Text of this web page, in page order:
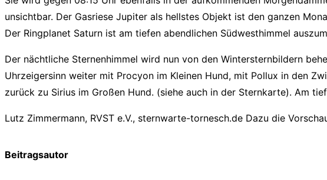
unsichtbar. Der Gasriese Jupiter als hellstes Objekt ist den ganzen
Der Ringplanet Saturn ist am tiefen abendlichen Südwesthimmel
Der nächtliche Sternenhimmel wird nun von den Wintersternbildern
Uhrzeigersinn weiter mit Procyon im Kleinen Hund, mit Pollux in den
zurück zu Sirius im Großen Hund. (siehe auch in der Sternkarte). Am
Lutz Zimmermann, RVST e.V., sternwarte-tornesch.de Dazu die
Beitragsautor